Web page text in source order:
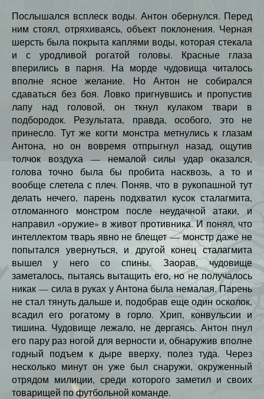
Послышался всплеск воды. Антон обернулся. Перед
ним стоял, отряхиваясь, объект поклонения. Черная
шерсть была покрыта каплями воды, которая стекала
и с уродливой рогатой головы. Красные глаза
вперились в парня. На морде чудовища читалось
вполне ясное желание. Но Антон не собирался
сдаваться без боя. Ловко пригнувшись и пропустив
лапу над головой, он ткнул кулаком твари в
подбородок. Результата, правда, особого, это не
принесло. Тут же когти монстра метнулись к глазам
Антона, но он вовремя отпрыгнул назад, ощутив
толчок воздуха — немалой силы удар оказался,
голова точно была бы пробита насквозь, а то и
вообще слетела с плеч. Поняв, что в рукопашной тут
делать нечего, парень подхватил кусок сталагмита,
отломанного монстром после неудачной атаки, и
направил «оружие» в живот противника. И понял, что
интеллектом тварь явно не блещет — монстр даже не
попытался увернуться, и другой конец сталагмита
вышел у него со спины. Заорав, чудовище
заметалось, пытаясь вытащить его, но не получалось
никак — сила в руках у Антона была немалая. Парень
не стал тянуть дальше и, подобрав еще один осколок,
всадил его рогатому в горло. Хрип, конвульсии и
тишина. Чудовище лежало, не дергаясь. Антон пнул
его пару раз ногой для верности и, обнаружив вполне
годный подъем к дыре вверху, полез туда. Через
несколько минут он уже был снаружи, окруженный
отрядом милиции, среди которого заметил и своих
товарищей по футбольной команде.